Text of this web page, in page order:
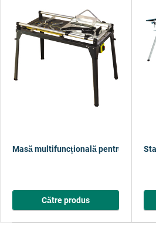
Masă multifuncțională pentru tăieri
Către produs